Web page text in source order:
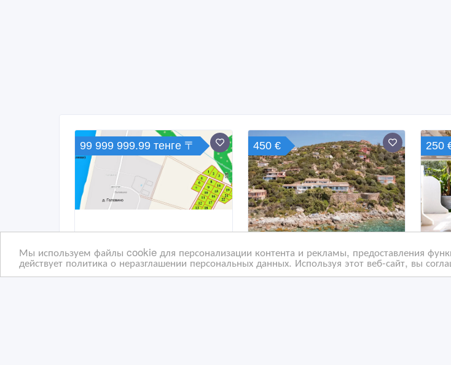
Мы используем файлы cookie для персонализации контента и рекламы, предоставления
действует политика о неразглашении персональных данных. Используя этот веб-сайт, вы
99 999 999.99 тенге 〒 450 € 250